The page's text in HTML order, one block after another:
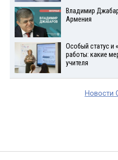
Владимир
Армения
Особый статус и
работы: какие
учителя
Новости